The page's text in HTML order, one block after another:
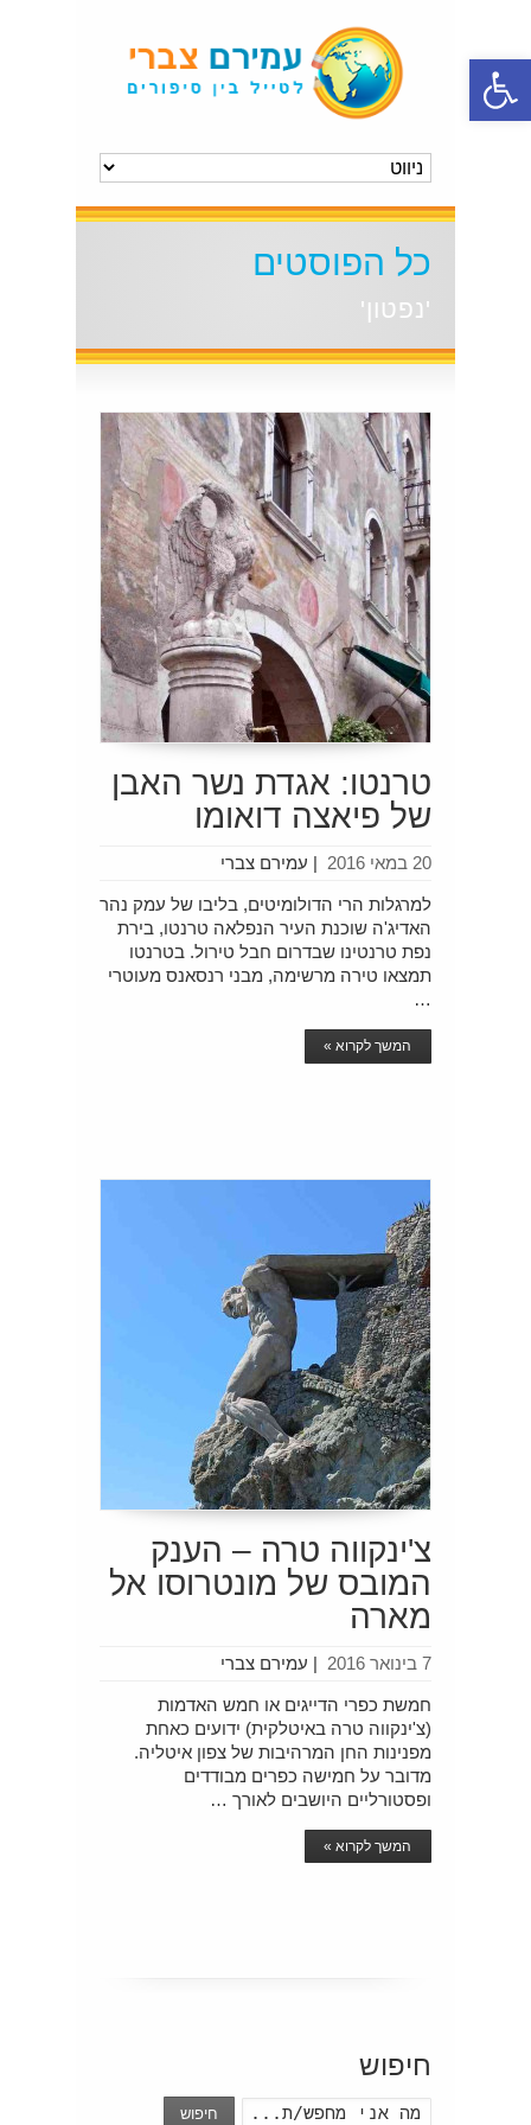
פתח סרגל נגישות
כל הפוסטים
'נפטון'
טרנטו: אגדת נשר האבן
של פיאצה דואומו
עמירם צברי | 20 במאי 2016
למרגלות הרי הדולומיטים, בליבו של עמק נהר
האדיג'ה שוכנת העיר הנפלאה טרנטו, בירת
נפת טרנטינו שבדרום חבל טירול. בטרנטו
תמצאו טירה מרשימה, מבני רנסאנס מעוטרי
…
המשך לקרוא »
צ'ינקווה טרה – הענק
המובס של מונטרוסו אל
מארה
עמירם צברי | 7 בינואר 2016
חמשת כפרי הדייגים או חמש האדמות
(צ'ינקווה טרה באיטלקית) ידועים כאחת
מפנינות החן המרהיבות של צפון איטליה.
מדובר על חמישה כפרים מבודדים
ופסטורליים היושבים לאורך …
המשך לקרוא »
חיפוש
חיפוש